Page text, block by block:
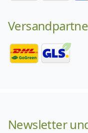
Newsletter